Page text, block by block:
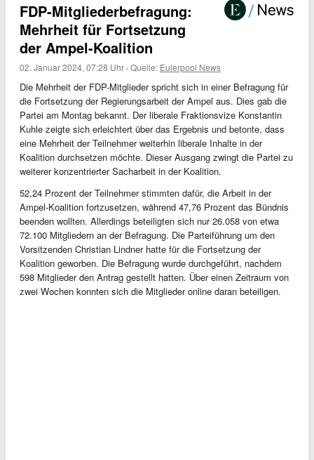
FDP-Mitgliederbefragung:
Mehrheit für Fortsetzung
der Ampel-Koalition
02. Januar 2024, 07:28 Uhr ·Quelle: Eulerpool News
Die Mehrheit der FDP-Mitglieder spricht sich in einer Befragung für
die Fortsetzung der Regierungsarbeit der Ampel aus. Dies gab die
Partei am Montag bekannt. Der liberale Fraktionsvize Konstantin
Kuhle zeigte sich erleichtert über das Ergebnis und betonte, dass
eine Mehrheit der Teilnehmer weiterhin liberale Inhalte in der
Koalition durchsetzen möchte. Dieser Ausgang zwingt die Partei zu
weiterer konzentrierter Sacharbeit in der Koalition.
52,24 Prozent der Teilnehmer stimmten dafür, die Arbeit in der
Ampel-Koalition fortzusetzen, während 47,76 Prozent das Bündnis
beenden wollten. Allerdings beteiligten sich nur 26.058 von etwa
72.100 Mitgliedern an der Befragung. Die Parteiführung um den
Vorsitzenden Christian Lindner hatte für die Fortsetzung der
Koalition geworben. Die Befragung wurde durchgeführt, nachdem
598 Mitglieder den Antrag gestellt hatten. Über einen Zeitraum von
zwei Wochen konnten sich die Mitglieder online daran beteiligen.